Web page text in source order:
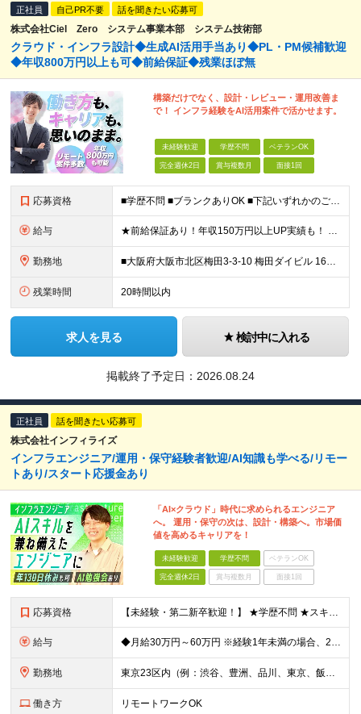
正社員 自己PR不要 話を聞きたい応募可
株式会社Ciel Zero システム事業本部 システム技術部
クラウド・インフラ設計◆生成AI活用手当あり◆PL・PM候補歓迎
◆年収800万円以上も可◆前給保証◆残業ほぼ無
構築だけでなく、設計・レビュー・運用改善ま
で！ インフラ経験をAI活用案件で活かせます。
未経験歓迎 学歴不問 ベテランOK
完全週休2日 賞与複数月 面接1回
応募資格 ■学歴不問 ■ブランクありOK ■下記いずれかのご経験または資格をお持ちの方 ・サーバー、ネットワーク、クラウドいずれかの設計・構築経験 ・AWS、Azure、GCPなどのクラウド環境での実務経験 ・
給与 ★前給保証あり！年収150万円以上UP実績も！ ★年収800万円以上も可能 ★賞与やインセンティブ、各種手当あり ----------------------- ■上流・レビュー・提案参画クラスの方
勤務地 ■大阪府大阪市北区梅田3-3-10 梅田ダイビル 16階 JR「大阪駅」（JR各線）徒歩約5分／阪急・阪神「大阪梅田駅」（阪急各線・阪神本線）徒歩約8分 ■大阪府大阪市北区芝田2-7-18 LUCI
残業時間 20時間以内
求人を見る 検討中に入れる
掲載終了予定日： 2026.08.24
正社員 話を聞きたい応募可
株式会社インフィライズ
インフラエンジニア/運用・保守経験者歓迎/AI知識も学べる/リモー
トあり/スタート応援金あり
「AI×クラウド」時代に求められるエンジニア
へ。 運用・保守の次は、設計・構築へ。市場価
値を高めるキャリアを！
未経験歓迎 学歴不問 ベテランOK
完全週休2日 賞与複数月 面接1回
応募資格 【未経験・第二新卒歓迎！】 ★学歴不問 ★スキルや経験は一切不問。私たちが何より大切にしているのは、 「人柄」と「やってみたい」という気持ちです。 ◎インフラ経験を少しでもお持ちの方は優遇いたします
給与 ◆月給30万円～60万円 ※経験1年未満の場合、24万円以上でのご提示となります。 ※スキル・ご経験を考慮の上ご提示します ※経験者はこれまで全員が前職からの給与アップを実現 ※みなし残業代あり（月1
勤務地 東京23区内（例：渋谷、豊洲、品川、東京、飯田橋など）の各プロジェクト先 ★転居を伴う転勤なし！勤務地は希望を考慮。 ◎U・Iターン歓迎！ ◎上記勤務地は一例。ご希望や適性、状況を考慮し勤務地を決
働き方 リモートワークOK